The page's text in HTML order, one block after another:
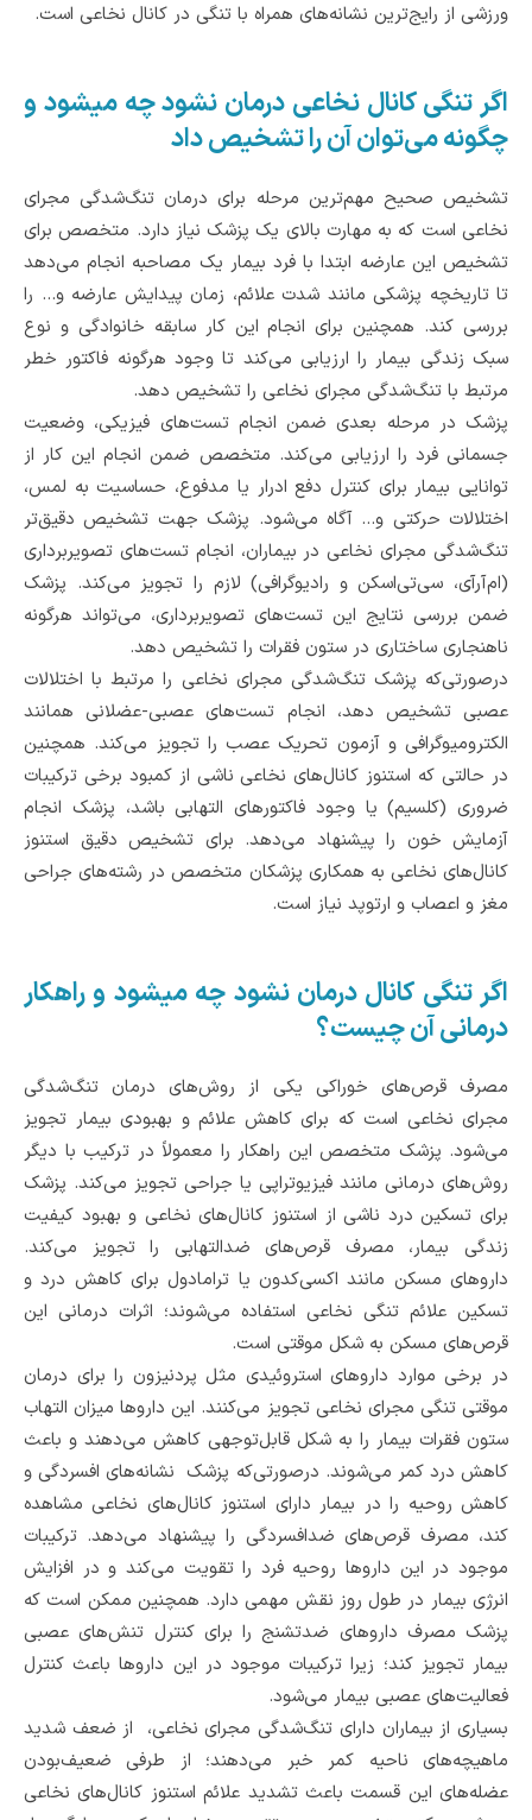
ورزشی از رایج‌ترین نشانه‌های همراه با تنگی در کانال نخاعی است.
اگر تنگی کانال نخاعی درمان نشود چه میشود و
چگونه می‌توان آن را تشخیص داد
تشخیص صحیح مهم‌ترین مرحله برای درمان تنگ‌شدگی مجرای
نخاعی است که به مهارت بالای یک پزشک نیاز دارد. متخصص برای
تشخیص این عارضه ابتدا با فرد بیمار یک مصاحبه انجام می‌دهد
تا تاریخچه پزشکی مانند شدت علائم، زمان پیدایش عارضه و... را
بررسی کند. همچنین برای انجام این کار سابقه خانوادگی و نوع
سبک زندگی بیمار را ارزیابی می‌کند تا وجود هرگونه فاکتور خطر
مرتبط با تنگ‌شدگی مجرای نخاعی را تشخیص دهد.
پزشک در مرحله بعدی ضمن انجام تست‌های فیزیکی، وضعیت
جسمانی فرد را ارزیابی می‌کند. متخصص ضمن انجام این کار از
توانایی بیمار برای کنترل دفع ادرار یا مدفوع، حساسیت به لمس،
اختلالات حرکتی و... آگاه می‌شود. پزشک جهت تشخیص دقیق‌تر
تنگ‌شدگی مجرای نخاعی در بیماران، انجام تست‌های تصویربرداری
(ام‌آرآی، سی‌تی‌اسکن و رادیوگرافی) لازم را تجویز می‌کند. پزشک
ضمن بررسی نتایج این تست‌های تصویربرداری، می‌تواند هرگونه
ناهنجاری ساختاری در ستون فقرات را تشخیص دهد.
درصورتی‌که پزشک تنگ‌شدگی مجرای نخاعی را مرتبط با اختلالات
عصبی تشخیص دهد، انجام تست‌های عصبی-عضلانی همانند
الکترومیوگرافی و آزمون تحریک عصب را تجویز می‌کند. همچنین
در حالتی که استنوز کانال‌های نخاعی ناشی از کمبود برخی ترکیبات
ضروری (کلسیم) یا وجود فاکتورهای التهابی باشد، پزشک‌ انجام
آزمایش خون را پیشنهاد می‌دهد. برای تشخیص دقیق استنوز
کانال‌های نخاعی به همکاری پزشکان متخصص در رشته‌های جراحی
مغز و اعصاب و ارتوپد نیاز است.
اگر تنگی کانال درمان نشود چه میشود و راهکار
درمانی آن چیست؟
مصرف قرص‌های خوراکی یکی از روش‌های درمان تنگ‌شدگی
مجرای نخاعی است که برای کاهش علائم و بهبودی بیمار تجویز
می‌شود. پزشک متخصص‌ این راهکار را معمولاً در ترکیب با دیگر
روش‌های درمانی مانند فیزیوتراپی یا جراحی تجویز می‌کند. پزشک‌
برای تسکین درد ناشی از استنوز کانال‌های نخاعی و بهبود کیفیت
زندگی بیمار، مصرف قرص‌های ضدالتهابی را تجویز می‌کند.
داروهای مسکن مانند اکسی‌کدون یا ترامادول برای کاهش درد و
تسکین علائم تنگی نخاعی استفاده می‌شوند؛ اثرات درمانی این
قرص‌های مسکن به شکل موقتی است.
در برخی موارد داروهای استروئیدی مثل پردنیزون را برای درمان
موقتی تنگی مجرای نخاعی تجویز می‌کنند. این داروها میزان التهاب
ستون فقرات بیمار را به شکل قابل‌توجهی کاهش می‌دهند و باعث
کاهش درد کمر می‌شوند. درصورتی‌که پزشک نشانه‌های افسردگی و
کاهش روحیه را در بیمار دارای استنوز کانال‌های نخاعی مشاهده
کند، مصرف قرص‌های ضدافسردگی را پیشنهاد می‌دهد. ترکیبات
موجود در این داروها روحیه فرد را تقویت می‌کند و در افزایش
انرژی بیمار در طول روز نقش مهمی دارد. همچنین ممکن است که
پزشک مصرف‌ داروهای ضدتشنج را برای کنترل تنش‌های عصبی
بیمار تجویز کند؛ زیرا ترکیبات موجود در این داروها باعث کنترل
فعالیت‌های عصبی بیمار می‌‌شود.
بسیاری از بیماران دارای تنگ‌شدگی مجرای نخاعی، از ضعف شدید
ماهیچه‌های ناحیه کمر خبر می‌دهند؛ از طرفی ضعیف‌بودن
عضله‌های این قسمت باعث تشدید علائم استنوز کانال‌های نخاعی